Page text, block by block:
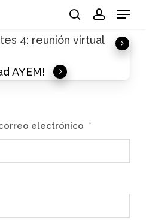
Menu
4: reunión virtual
AYEM!
electrónico *